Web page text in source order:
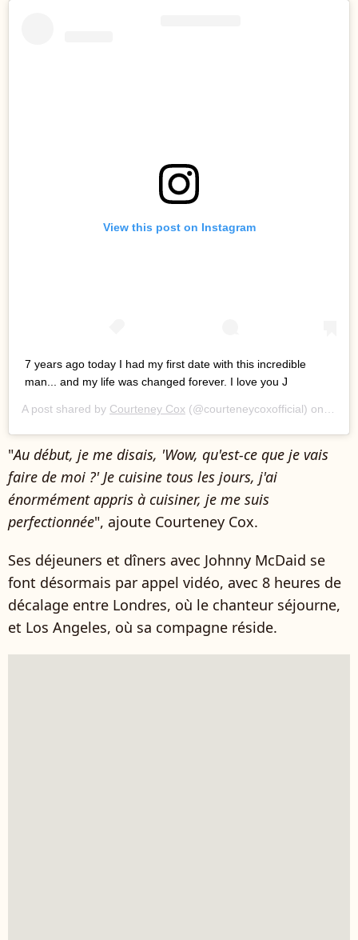
View this post on Instagram
7 years ago today I had my first date with this incredible
man... and my life was changed forever. I love you J
A post shared by Courteney Cox (@courteneycoxofficial) on Sep
"Au début, je me disais, 'Wow, qu'est-ce que je vais
faire de moi ?' Je cuisine tous les jours, j'ai
énormément appris à cuisiner, je me suis
perfectionnée", ajoute Courteney Cox.
Ses déjeuners et dîners avec Johnny McDaid se
font désormais par appel vidéo, avec 8 heures de
décalage entre Londres, où le chanteur séjourne,
et Los Angeles, où sa compagne réside.